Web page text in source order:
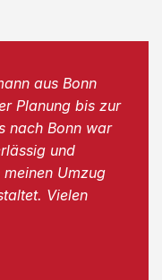
aus Bonn
Planung bis zur
nach Bonn war
und
Umzug
Vielen